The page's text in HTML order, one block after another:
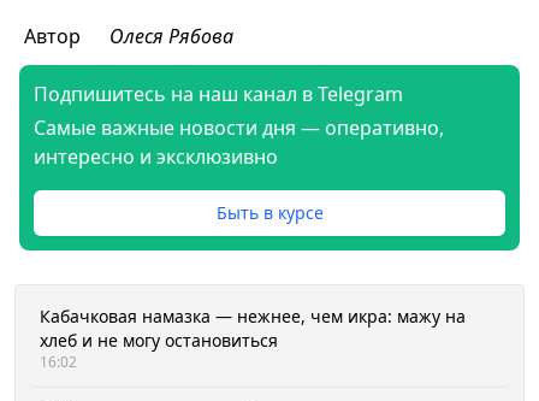
Автор Олеся Рябова
Подпишитесь на наш канал в Telegram
Самые важные новости дня — оперативно,
интересно и эксклюзивно
Быть в курсе
Кабачковая намазка — нежнее, чем икра: мажу на
хлеб и не могу остановиться
16:02